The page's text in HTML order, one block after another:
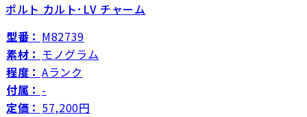
ポルト カルト･LV チャーム
型番： M82739
素材： モノグラム
程度： Aランク
付属： -
定価： 57,200円